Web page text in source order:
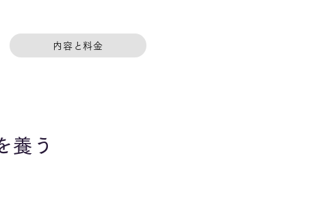
内容と料金
養う